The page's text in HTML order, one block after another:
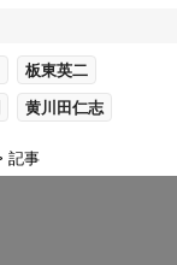
板東英二
黄川田仁志
記事